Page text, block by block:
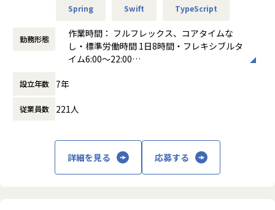
を後押しする制度が充実しています。
なく、実績・貢献度に応じて正当に還元される環境です。
・コアタイムなしのフルフレックス制度とリモートワークを
導入しており、月平均残業時間は10～20時間と、ワークライ
会社の定める範囲
・大手企業向け業務システム開発（Java, Spring, AWS）
・スタートアップ新規サービスの立ち上げ（React, Node.js,
・ChatGPTをはじめとする生成AIの実装や、DXソリューシ
・VPoE（取締役兼エンジニアリング責任者）と協働で、技
術特化型からマネジメント志向まで柔軟なキャリアプランを
Spring Swift TypeScript
勤務形態
作業時間： フルフレックス、コアタイムな
し・標準労働時間 1日8時間・フレキシブルタ
イム6:00～22:00
時間外労働の有無： 有（月平均15時間）
設立年数 7年
従業員数 221人
詳細を見る 応募する